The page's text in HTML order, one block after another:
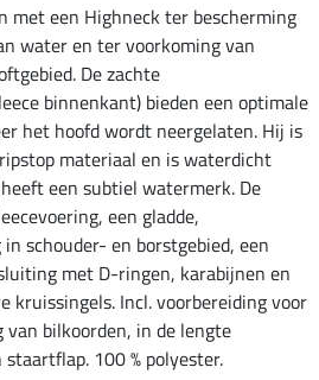
met een Highneck ter bescherming
water en ter voorkoming van
De zachte
binnenkant) bieden een optimale
het hoofd wordt neergelaten. Hij is
materiaal en is waterdicht
een subtiel watermerk. De
een gladde,
schouder- en borstgebied, een
met D-ringen, karabijnen en
kruissingels. Incl. voorbereiding voor
bilkoorden, in de lengte
100 % polyester.